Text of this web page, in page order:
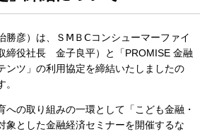
彦）は、ＳⅯＢⅭコンシューマーファイ
締役社長 金子良平）と「PROMISE 金融
ンツ」の利用協定を締結いたしましたの
への取り組みの一環として「こども金融・
象とした金融経済セミナーを開催するな